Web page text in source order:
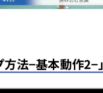
法−基本動作2−」